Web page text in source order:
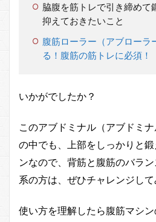
脇腹を筋トレで引き締めて
抑えておきたいこと
腹筋ローラー（アブローラ
る！腹筋の筋トレに必須！
いかがでしたか？
このアブドミナル（アブドミ
の中でも、上部をしっかりと
ンなので、背筋と腹筋のバラ
系の方は、ぜひチャレンジして
使い方を理解したら腹筋マシ